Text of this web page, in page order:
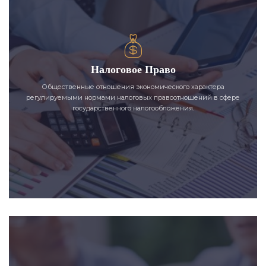
Налоговое Право
Общественные отношения экономического характера
регулируемыми нормами налоговых правоотношений в сфере
государственного налогообложения.